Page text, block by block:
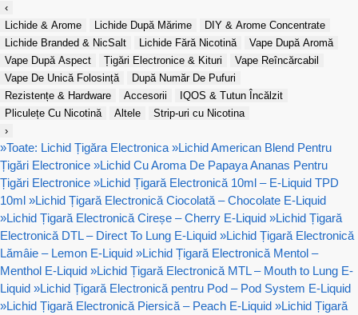
‹
Lichide & Arome
Lichide După Mărime
DIY & Arome Concentrate
Lichide Branded & NicSalt
Lichide Fără Nicotină
Vape După Aromă
Vape După Aspect
Țigări Electronice & Kituri
Vape Reîncărcabil
Vape De Unică Folosință
După Număr De Pufuri
Rezistențe & Hardware
Accesorii
IQOS & Tutun Încălzit
Pliculețe Cu Nicotină
Altele
Strip-uri cu Nicotina
›
»Toate: Lichid Țigăra Electronica »Lichid American Blend Pentru
Țigări Electronice »Lichid Cu Aroma De Papaya Ananas Pentru
Țigări Electronice »Lichid Țigară Electronică 10ml – E-Liquid TPD
10ml »Lichid Țigară Electronică Ciocolată – Chocolate E-Liquid
»Lichid Țigară Electronică Cireșe – Cherry E-Liquid »Lichid Țigară
Electronică DTL – Direct To Lung E-Liquid »Lichid Țigară Electronică
Lămâie – Lemon E-Liquid »Lichid Țigară Electronică Mentol –
Menthol E-Liquid »Lichid Țigară Electronică MTL – Mouth to Lung E-
Liquid »Lichid Țigară Electronică pentru Pod – Pod System E-Liquid
»Lichid Țigară Electronică Piersică – Peach E-Liquid »Lichid Țigară